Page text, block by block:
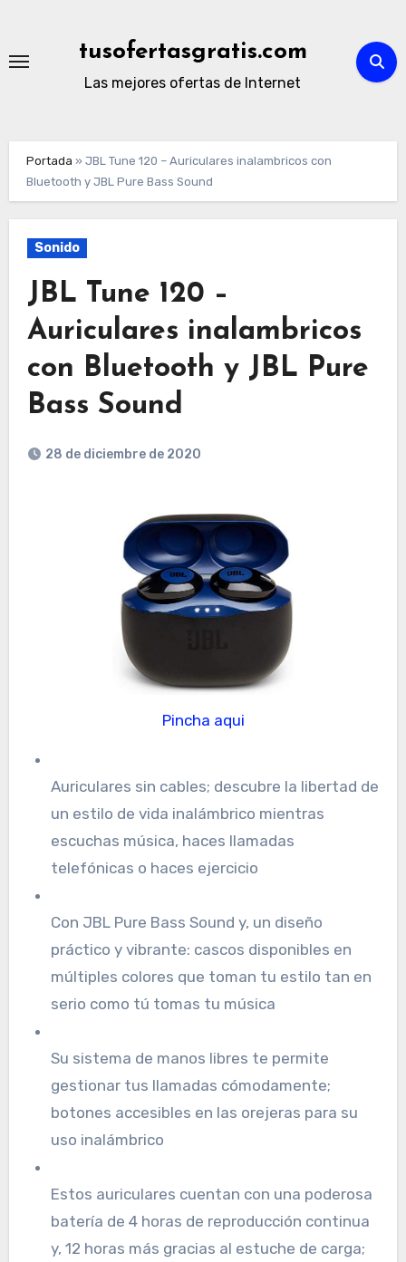
contenido
tusofertasgratis.com
Las mejores ofertas de Internet
Portada »JBL Tune 120 – Auriculares inalambricos con
Bluetooth y JBL Pure Bass Sound
Sonido
JBL Tune 120 –
Auriculares inalambricos
con Bluetooth y JBL Pure
Bass Sound
28 de diciembre de 2020
Pincha aqui
Auriculares sin cables; descubre la libertad de
un estilo de vida inalámbrico mientras
escuchas música, haces llamadas
telefónicas o haces ejercicio
Con JBL Pure Bass Sound y, un diseño
práctico y vibrante: cascos disponibles en
múltiples colores que toman tu estilo tan en
serio como tú tomas tu música
Su sistema de manos libres te permite
gestionar tus llamadas cómodamente;
botones accesibles en las orejeras para su
uso inalámbrico
Estos auriculares cuentan con una poderosa
batería de 4 horas de reproducción continua
y, 12 horas más gracias al estuche de carga;